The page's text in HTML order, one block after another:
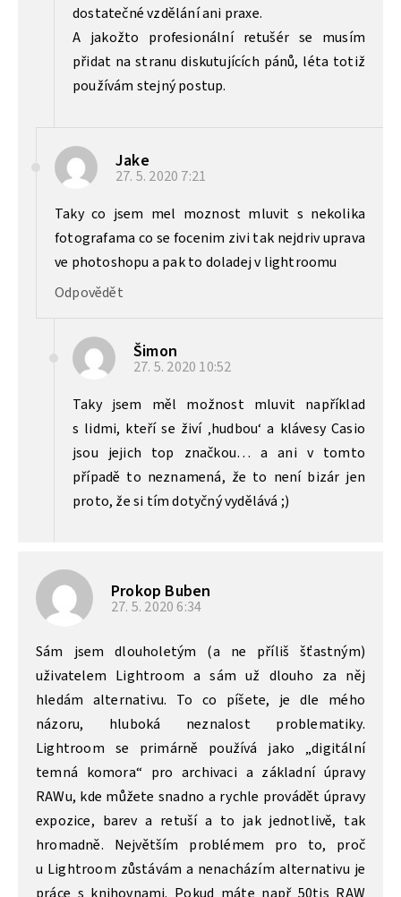
dostatečné vzdělání ani praxe.
A jakožto profesionální retušér se musím
přidat na stranu diskutujících pánů, léta totiž
používám stejný postup.
Jake
27. 5. 2020 7:21
Taky co jsem mel moznost mluvit s nekolika
fotografama co se focenim zivi tak nejdriv uprava
ve photoshopu a pak to doladej v lightroomu
Odpovědět
Šimon
27. 5. 2020 10:52
Taky jsem měl možnost mluvit například
s lidmi, kteří se živí ‚hudbou‘ a klávesy Casio
jsou jejich top značkou… a ani v tomto
případě to neznamená, že to není bizár jen
proto, že si tím dotyčný vydělává ;)
Prokop Buben
27. 5. 2020 6:34
Sám jsem dlouholetým (a ne příliš šťastným)
uživatelem Lightroom a sám už dlouho za něj
hledám alternativu. To co píšete, je dle mého
názoru, hluboká neznalost problematiky.
Lightroom se primárně používá jako „digitální
temná komora“ pro archivaci a základní úpravy
RAWu, kde můžete snadno a rychle provádět úpravy
expozice, barev a retuší a to jak jednotlivě, tak
hromadně. Největším problémem pro to, proč
u Lightroom zůstávám a nenacházím alternativu je
práce s knihovnami. Pokud máte např 50tis RAW